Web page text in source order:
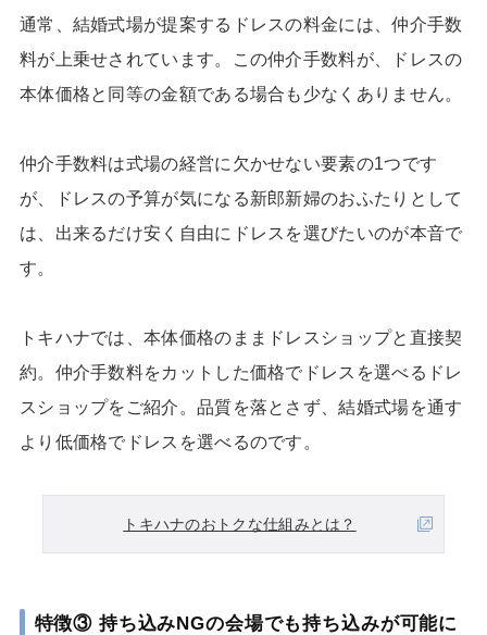
通常、結婚式場が提案するドレスの料金には、仲介手数
料が上乗せされています。この仲介手数料が、ドレスの
本体価格と同等の金額である場合も少なくありません。
仲介手数料は式場の経営に欠かせない要素の1つです
が、ドレスの予算が気になる新郎新婦のおふたりとして
は、出来るだけ安く自由にドレスを選びたいのが本音で
す。
トキハナでは、本体価格のままドレスショップと直接契
約。仲介手数料をカットした価格でドレスを選べるドレ
スショップをご紹介。品質を落とさず、結婚式場を通す
より低価格でドレスを選べるのです。
トキハナのおトクな仕組みとは？
特徴③ 持ち込みNGの会場でも持ち込みが可能に